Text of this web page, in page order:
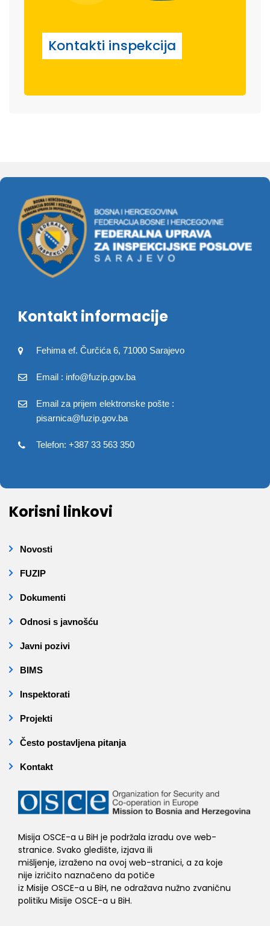
Kontakti inspekcija
Kontakt informacije
Fehima ef. Čurčića 6, 71000 Sarajevo
Email : info@fuzip.gov.ba
Email za prijem elektronske pošte :
pisarnica@fuzip.gov.ba
Telefon: +387 33 563 350
Korisni linkovi
Novosti
FUZIP
Dokumenti
Odnosi s javnošću
Javni pozivi
BIMS
Inspektorati
Projekti
Često postavljena pitanja
Kontakt
Misija OSCE-a u BiH je podržala izradu ove web-
stranice. Svako gledište, izjava ili
mišljenje, izraženo na ovoj web-stranici, a za koje
nije izričito naznačeno da potiče
iz Misije OSCE-a u BiH, ne odražava nužno zvaničnu
politiku Misije OSCE-a u BiH.